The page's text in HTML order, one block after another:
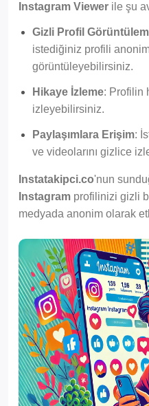
Instagram Viewer ile şu
Gizli Profil
istediğiniz profili
görüntüleyebilirsiniz.
Hikaye İzleme: Profilin
izleyebilirsiniz.
Paylaşımlara Erişim:
ve videolarını gizlice
Instatakipci.co'nun
Instagram profilinizi gizli
medyada anonim olarak